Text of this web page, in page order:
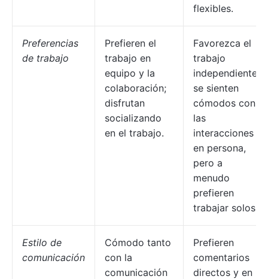
flexibles.
Preferencias
de trabajo
Prefieren el
trabajo en
equipo y la
colaboración;
disfrutan
socializando
en el trabajo.
Favorezca el
trabajo
independiente;
se sienten
cómodos con
las
interacciones
en persona,
pero a
menudo
prefieren
trabajar solos.
Estilo de
comunicación
Cómodo tanto
con la
comunicación
Prefieren
comentarios
directos y en